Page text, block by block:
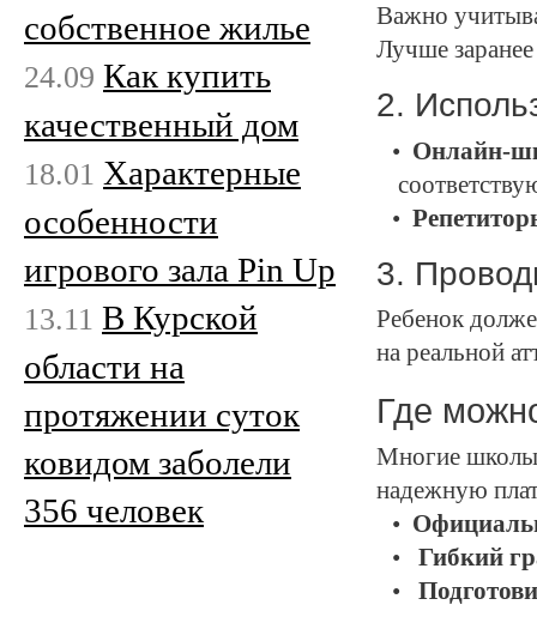
Важно
Лучше
2.
Онлайн-
3.
Ребенок
на реальной
Где
Многие школы
надежную
Гибкий
собственное жилье
24.09 Как купить
качественный дом
18.01 Характерные
особенности
игрового зала Pin Up
13.11 В Курской
области на
протяжении суток
ковидом заболели
356 человек